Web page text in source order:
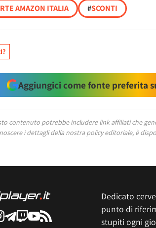
AMAZON ITALIA #SCONTI
Aggiungici come fonte preferita
contenuto potrebbe includere link affiliati che
i dettagli della nostra policy editoriale, è
Dedicato
punto di
stupiti ogni